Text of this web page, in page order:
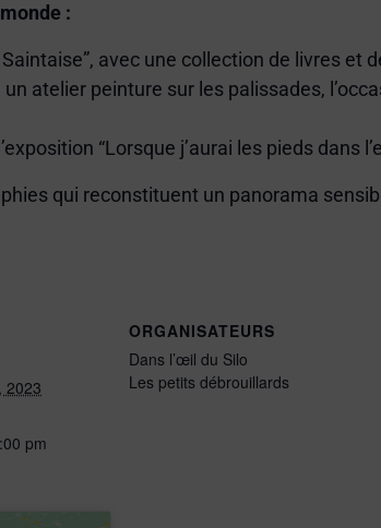
:
avec une collection de livres et
atelier peinture sur les palissades,
“Lorsque j’aurai les pieds dans
qui reconstituent un panorama
2023
pm
ORGANISATEURS
Dans l’œil du Silo
Les petits débrouillards